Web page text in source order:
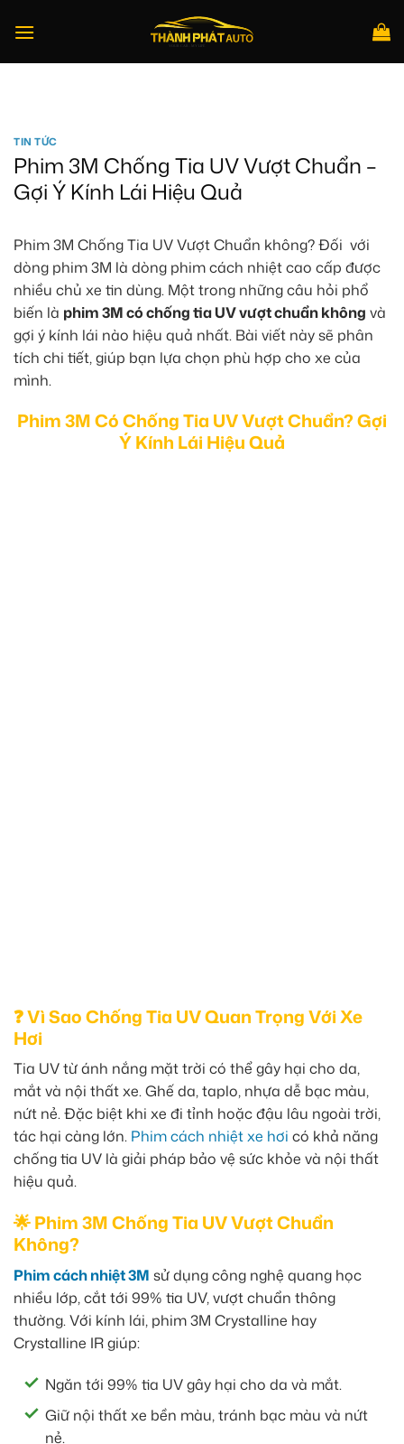
qua
TIN TỨC
Phim 3M Chống Tia UV Vượt Chuẩn –
Gợi Ý Kính Lái Hiệu Quả
Phim 3M Chống Tia UV Vượt Chuẩn không? Đối với
dòng phim 3M là dòng phim cách nhiệt cao cấp được
nhiều chủ xe tin dùng. Một trong những câu hỏi phổ
biến là phim 3M có chống tia UV vượt chuẩn không và
gợi ý kính lái nào hiệu quả nhất. Bài viết này sẽ phân
tích chi tiết, giúp bạn lựa chọn phù hợp cho xe của
mình.
Phim 3M Có Chống Tia UV Vượt Chuẩn? Gợi
Ý Kính Lái Hiệu Quả
❓ Vì Sao Chống Tia UV Quan Trọng Với Xe
Hơi
Tia UV từ ánh nắng mặt trời có thể gây hại cho da,
mắt và nội thất xe. Ghế da, taplo, nhựa dễ bạc màu,
nứt nẻ. Đặc biệt khi xe đi tỉnh hoặc đậu lâu ngoài trời,
tác hại càng lớn. Phim cách nhiệt xe hơi có khả năng
chống tia UV là giải pháp bảo vệ sức khỏe và nội thất
hiệu quả.
🌟 Phim 3M Chống Tia UV Vượt Chuẩn
Không?
Phim cách nhiệt 3M sử dụng công nghệ quang học
nhiều lớp, cắt tới 99% tia UV, vượt chuẩn thông
thường. Với kính lái, phim 3M Crystalline hay
Crystalline IR giúp:
Ngăn tới 99% tia UV gây hại cho da và mắt.
Giữ nội thất xe bền màu, tránh bạc màu và nứt
nẻ.